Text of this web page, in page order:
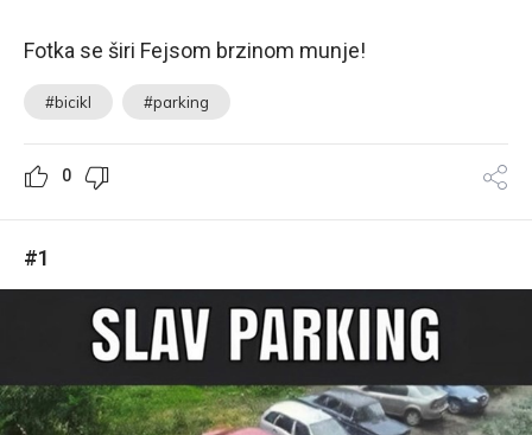
Fotka se širi Fejsom brzinom munje!
#bicikl #parking
0
#1